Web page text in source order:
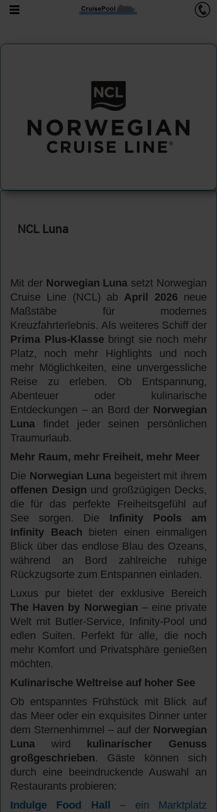
NCL Luna
Mit der Norwegian Luna setzt Norwegian
Cruise Line (NCL) ab April 2026 neue
Maßstäbe für modernes
Kreuzfahrterlebnis. Als weiteres Schiff der
Prima Plus-Klasse bringt sie noch mehr
Platz, noch mehr Highlights und noch
mehr Möglichkeiten, eine unvergessliche
Reise zu erleben. Ob Entspannung,
Abenteuer oder kulinarische
Entdeckungen – an Bord der Norwegian
Luna findet jeder seinen persönlichen
Traumurlaub.
Mehr Raum, mehr Freiheit, mehr Meer
Die Norwegian Luna begeistert mit ihrem
offenen Design und großzügigen Decks,
die für das perfekte Freiheitsgefühl auf
See sorgen. Die Infinity Pools am
Infinity Beach bieten einen einmaligen
Blick über das endlose Blau des Ozeans,
während an Bord zahlreiche ruhige
Rückzugsorte zum Entspannen einladen.
Luxus pur bietet der exklusive Bereich
The Haven by Norwegian – eine private
Welt mit Butler-Service, Infinity-Pool und
edlen Suiten. Perfekt für alle, die noch
mehr Komfort und Privatsphäre genießen
möchten.
Kulinarische Weltreise auf hoher See
Ob entspanntes Frühstück mit Blick auf
das Meer oder ein exquisites Dinner unter
dem Sternenhimmel – auf der Norwegian
Luna wird kulinarischer Genuss
großgeschrieben. Gäste können sich
durch eine beeindruckende Auswahl an
Restaurants probieren:
Indulge Food Hall – ein Marktplatz